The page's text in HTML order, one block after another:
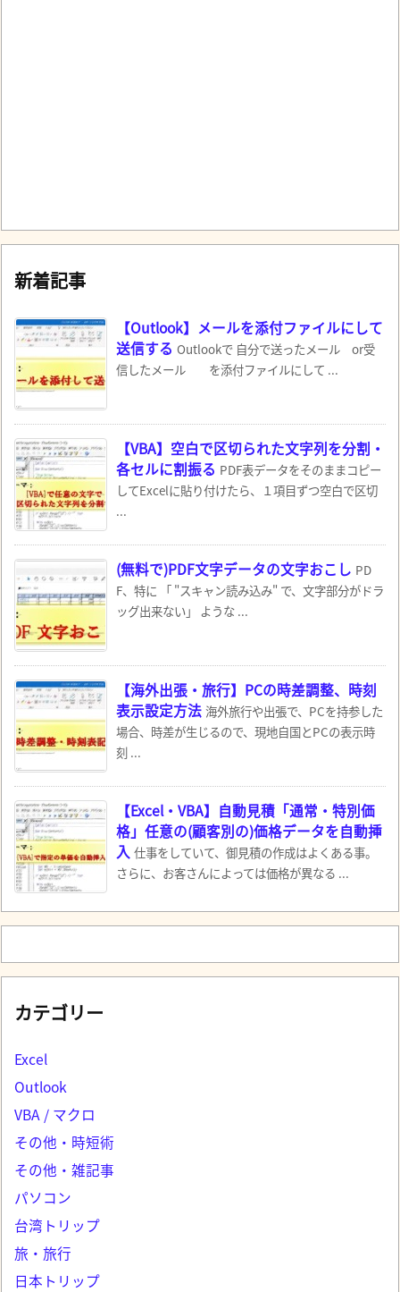
新着記事
【Outlook】メールを添付ファイルにして
送信する Outlookで 自分で送ったメール or受
信したメール を添付ファイルにして ...
【VBA】空白で区切られた文字列を分割・
各セルに割振る PDF表データをそのままコピー
してExcelに貼り付けたら、１項目ずつ空白で区切
...
(無料で)PDF文字データの文字おこし PD
F、特に 「 "スキャン読み込み" で、文字部分がドラ
ッグ出来ない」 ような ...
【海外出張・旅行】PCの時差調整、時刻
表示設定方法 海外旅行や出張で、PCを持参した
場合、時差が生じるので、現地自国とPCの表示時
刻 ...
【Excel・VBA】自動見積「通常・特別価
格」任意の(顧客別の)価格データを自動挿
入 仕事をしていて、御見積の作成はよくある事。
さらに、お客さんによっては価格が異なる ...
カテゴリー
Excel
Outlook
VBA / マクロ
その他・時短術
その他・雑記事
パソコン
台湾トリップ
旅・旅行
日本トリップ